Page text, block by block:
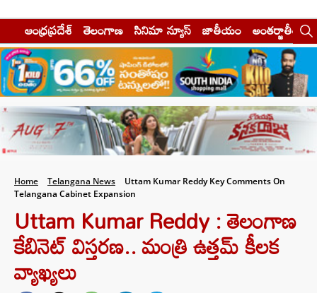
ఆంధ్రప్రదేశ్ తెలంగాణ సినిమా న్యూస్ జాతీయం అంతర్జాతీయం
Home Telangana News
Uttam Kumar Reddy Key Comments On
Telangana Cabinet Expansion
Uttam Kumar Reddy : తెలంగాణ
కేబినెట్ విస్తరణ.. మంత్రి ఉత్తమ్‌ కీలక
వ్యాఖ్యలు